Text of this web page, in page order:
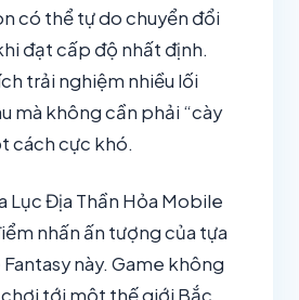
có thể tự do chuyển đổi
đạt cấp độ nhất định.
trải nghiệm nhiều lối
mà không cần phải “cày
cách cực khó.
Lục Địa Thần Hỏa Mobile
nhấn ấn tượng của tựa
này. Game không
tới một thế giới Bắc